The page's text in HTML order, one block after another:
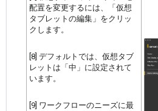
配置を変更するには、「仮想
タブレットの編集」をクリッ
クします。
[8] デフォルトでは、仮想タブ
レットは「中」に設定されて
います。
[9] ワークフローのニーズに最